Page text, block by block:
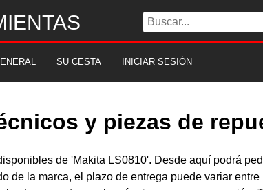
SU CESTA INICIAR SESIÓN
y piezas de
de 'Makita LS0810'. Desde aquí podrá
de la marca, el plazo de entrega puede variar